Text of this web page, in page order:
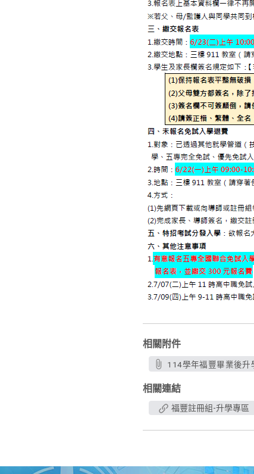
相關附件
114學年福豐畢業後
相關連結
福豐註冊組-升學專區